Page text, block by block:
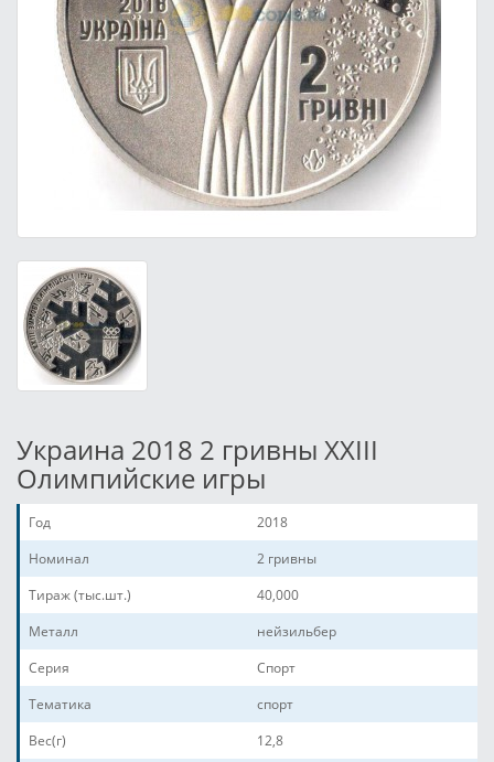
Украина 2018 2 гривны ХХІІІ
Олимпийские игры
Год
2018
Номинал
2 гривны
Тираж (тыс.шт.)
40,000
Металл
нейзильбер
Серия
Спорт
Тематика
спорт
Вес(г)
12,8